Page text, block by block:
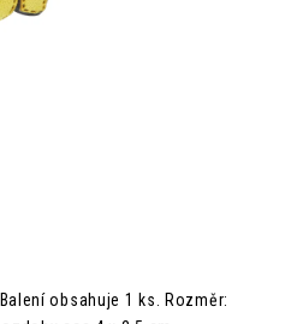
obsahuje 1 ks. Rozměr: